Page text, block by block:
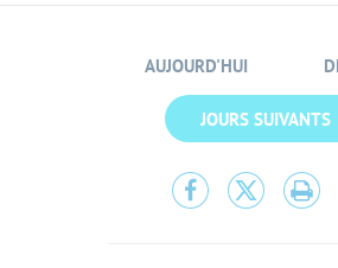
AUJOURD'HUI
JOURS SUIVANTS
Partager
cette
Partager
cette